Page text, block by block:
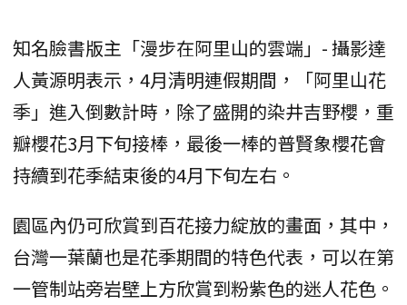
知名臉書版主「漫步在阿里山的雲端」- 攝影達
人黃源明表示，4月清明連假期間，「阿里山花
季」進入倒數計時，除了盛開的染井吉野櫻，重
瓣櫻花3月下旬接棒，最後一棒的普賢象櫻花會
持續到花季結束後的4月下旬左右。
園區內仍可欣賞到百花接力綻放的畫面，其中，
台灣一葉蘭也是花季期間的特色代表，可以在第
一管制站旁岩壁上方欣賞到粉紫色的迷人花色。